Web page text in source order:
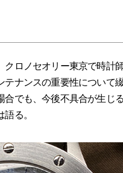
クロノセオリー東京で時計
テナンスの重要性について
合でも、今後不具合が生じ
る。